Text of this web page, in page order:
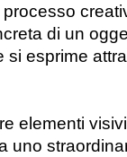
di un
esprime
elementi
uno